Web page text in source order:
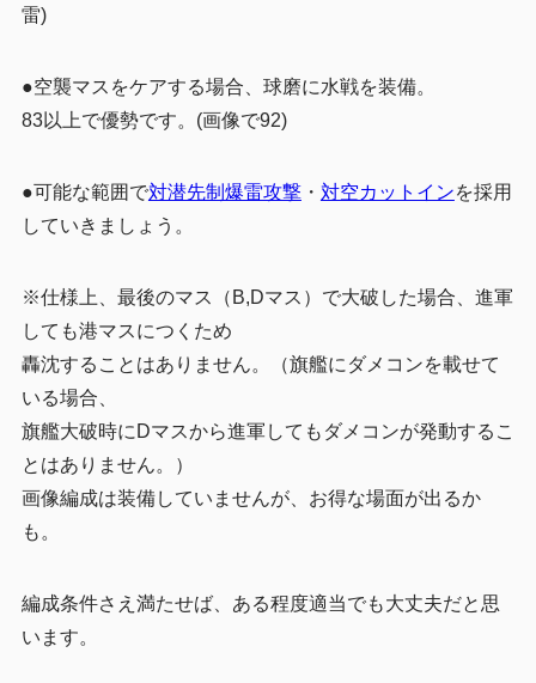
雷)
●空襲マスをケアする場合、球磨に水戦を装備。
83以上で優勢です。(画像で92)
●可能な範囲で対潜先制爆雷攻撃・ 対空カットインを採用
していきましょう。
※仕様上、最後のマス（B,Dマス）で大破した場合、進軍
しても港マスにつくため
轟沈することはありません。（旗艦にダメコンを載せて
いる場合、
旗艦大破時にDマスから進軍してもダメコンが発動するこ
とはありません。）
画像編成は装備していませんが、お得な場面が出るか
も。
編成条件さえ満たせば、ある程度適当でも大丈夫だと思
います。